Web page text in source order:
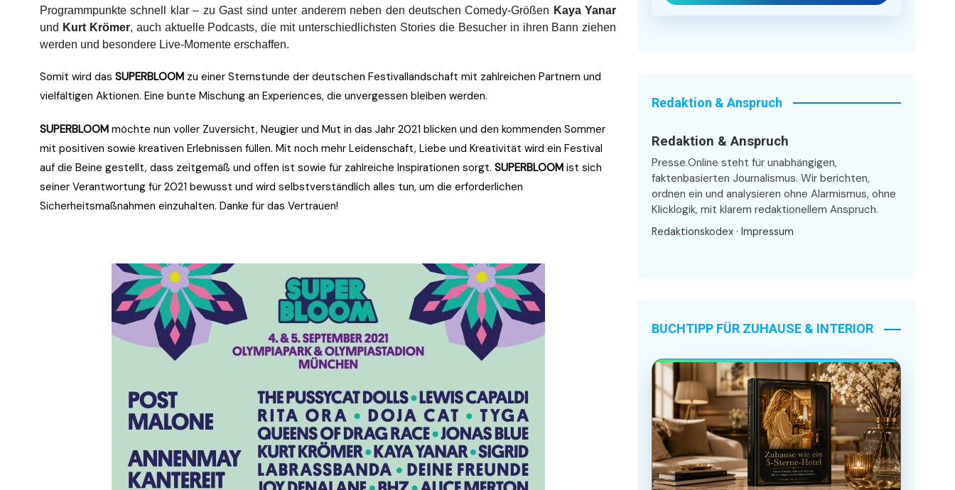
Programmpunkte schnell klar – zu Gast sind unter anderem neben den deutschen Comedy-Größen Kaya Yanar
und Kurt Krömer, auch aktuelle Podcasts, die mit unterschiedlichsten Stories die Besucher in ihren Bann ziehen
werden und besondere Live-Momente erschaffen.
Somit wird das SUPERBLOOM zu einer Sternstunde der deutschen Festivallandschaft mit zahlreichen Partnern und
vielfältigen Aktionen. Eine bunte Mischung an Experiences, die unvergessen bleiben werden.
SUPERBLOOM möchte nun voller Zuversicht, Neugier und Mut in das Jahr 2021 blicken und den kommenden Sommer
mit positiven sowie kreativen Erlebnissen füllen. Mit noch mehr Leidenschaft, Liebe und Kreativität wird ein Festival
auf die Beine gestellt, dass zeitgemäß und offen ist sowie für zahlreiche Inspirationen sorgt. SUPERBLOOM ist sich
seiner Verantwortung für 2021 bewusst und wird selbstverständlich alles tun, um die erforderlichen
Sicherheitsmaßnahmen einzuhalten. Danke für das Vertrauen!
Redaktion & Anspruch
Redaktion & Anspruch
Presse.Online steht für unabhängigen,
faktenbasierten Journalismus. Wir berichten,
ordnen ein und analysieren ohne Alarmismus, ohne
Klicklogik, mit klarem redaktionellem Anspruch.
Redaktionskodex · Impressum
BUCHTIPP FÜR ZUHAUSE & INTERIOR